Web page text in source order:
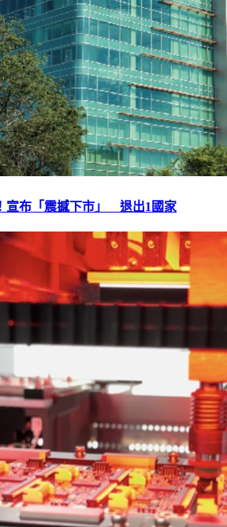
宣布「震撼下市」 退出1國家